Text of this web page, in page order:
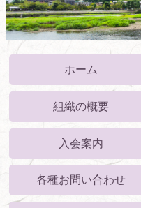
ホーム
組織の概要
入会案内
各種お問い合わせ